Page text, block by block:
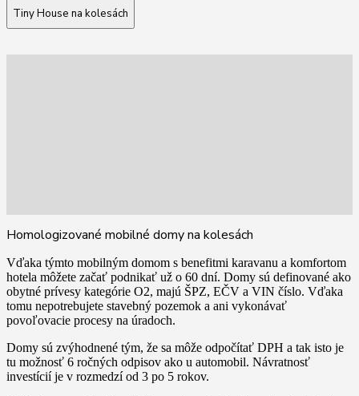
Tiny House na kolesách
Homologizované mobilné domy na kolesách
Vďaka týmto mobilným domom s benefitmi karavanu a komfortom
hotela môžete začať podnikať už o 60 dní. Domy sú definované ako
obytné prívesy kategórie O2, majú ŠPZ, EČV a VIN číslo. Vďaka
tomu nepotrebujete stavebný pozemok a ani vykonávať
povoľovacie procesy na úradoch.
Domy sú zvýhodnené tým, že sa môže odpočítať DPH a tak isto je
tu možnosť 6 ročných odpisov ako u automobil. Návratnosť
investícií je v rozmedzí od 3 po 5 rokov.